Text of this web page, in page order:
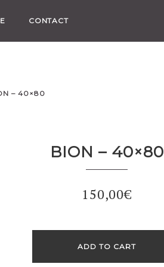
CONTACT
– 40×80
BION – 40×80
150,00€
ADD TO CART